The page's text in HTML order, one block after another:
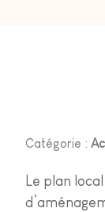
Catégorie :
Le plan